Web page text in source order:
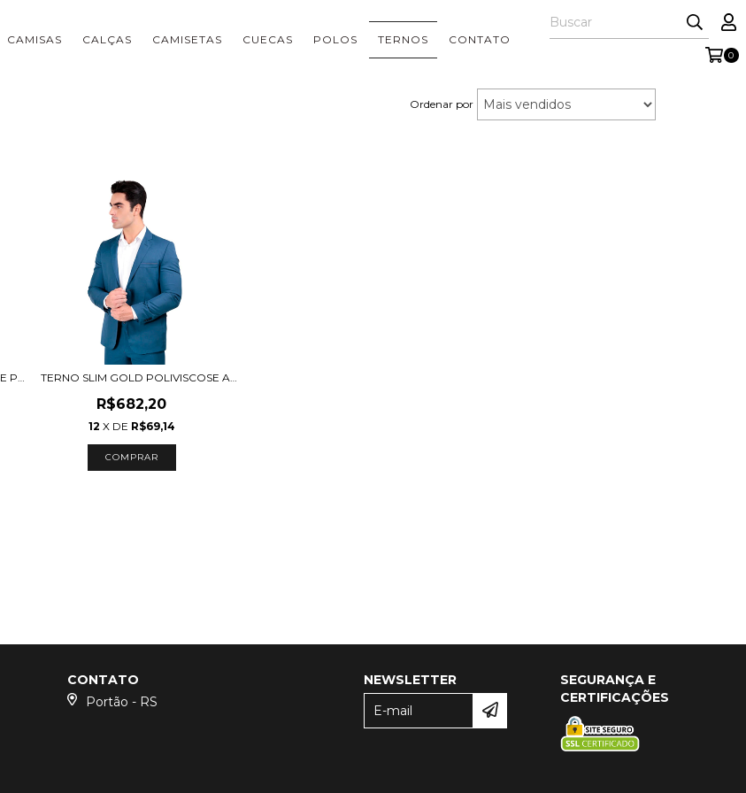
CAMISAS CALÇAS CAMISETAS CUECAS POLOS TERNOS CONTATO
0
Ordenar por
R$682,20
12 X DE R$69,14
COMPRAR
CONTATO
Portão - RS
NEWSLETTER
SEGURANÇA E
CERTIFICAÇÕES